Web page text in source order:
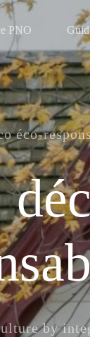
PNO
éco-
by